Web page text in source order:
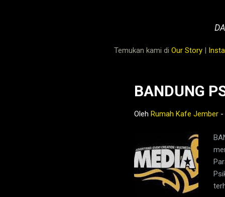
Temukan kami di Our Story |
BANDUNG
Oleh Rumah Kafe Jember -